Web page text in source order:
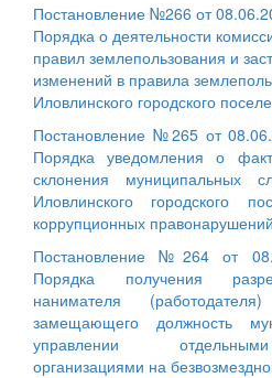
Постановление №266 от
Порядка о деятельности
правил землепользования и
изменений в правила
Иловлинского городского
Постановление №265 от
Порядка уведомления о
склонения муниципальных
Иловлинского городского
коррупционных
Постановление №264 от
Порядка получения
нанимателя
замещающего должность
управлении
организациями на